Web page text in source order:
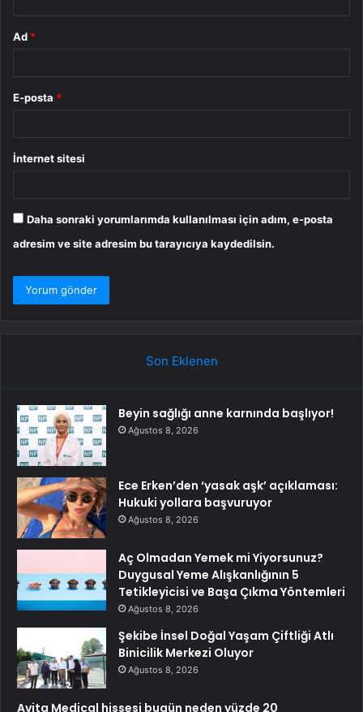
Ad *
E-posta *
İnternet sitesi
Daha sonraki yorumlarımda kullanılması için adım, e-posta
adresim ve site adresim bu tarayıcıya kaydedilsin.
Son Eklenen
Beyin sağlığı anne karnında başlıyor!
Ağustos 8, 2026
Ece Erken’den ‘yasak aşk’ açıklaması:
Hukuki yollara başvuruyor
Ağustos 8, 2026
Aç Olmadan Yemek mi Yiyorsunuz?
Duygusal Yeme Alışkanlığının 5
Tetikleyicisi ve Başa Çıkma Yöntemleri
Ağustos 8, 2026
Şekibe İnsel Doğal Yaşam Çiftliği Atlı
Binicilik Merkezi Oluyor
Ağustos 8, 2026
Avita Medical hissesi bugün neden yüzde 20